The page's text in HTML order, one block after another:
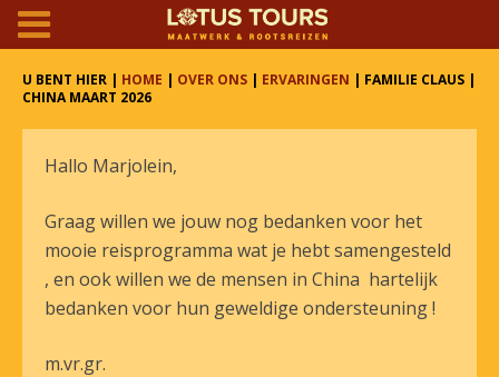
U BENT HIER | HOME | OVER ONS | ERVARINGEN | FAMILIE CLAUS |
CHINA MAART 2026
Hallo Marjolein,
Graag willen we jouw nog bedanken voor het
mooie reisprogramma wat je hebt samengesteld
, en ook willen we de mensen in China hartelijk
bedanken voor hun geweldige ondersteuning !
m.vr.gr.